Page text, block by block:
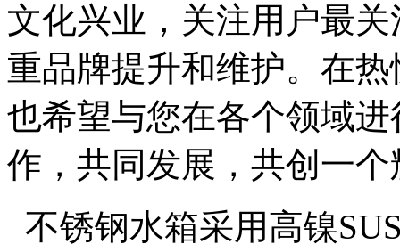
文化兴业，关注用户最
重品牌提升和维护。在
也希望与您在各个领域
作，共同发展，共创一
不锈钢水箱采用高镍